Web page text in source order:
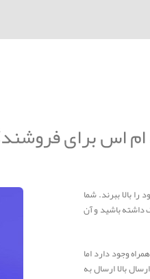
اس برای
بالا ببرند. شما
داشته باشید و آن
وجود دارد اما
بالا ارسال به